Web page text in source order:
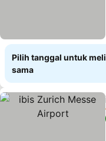
Pilih tanggal untuk
sama